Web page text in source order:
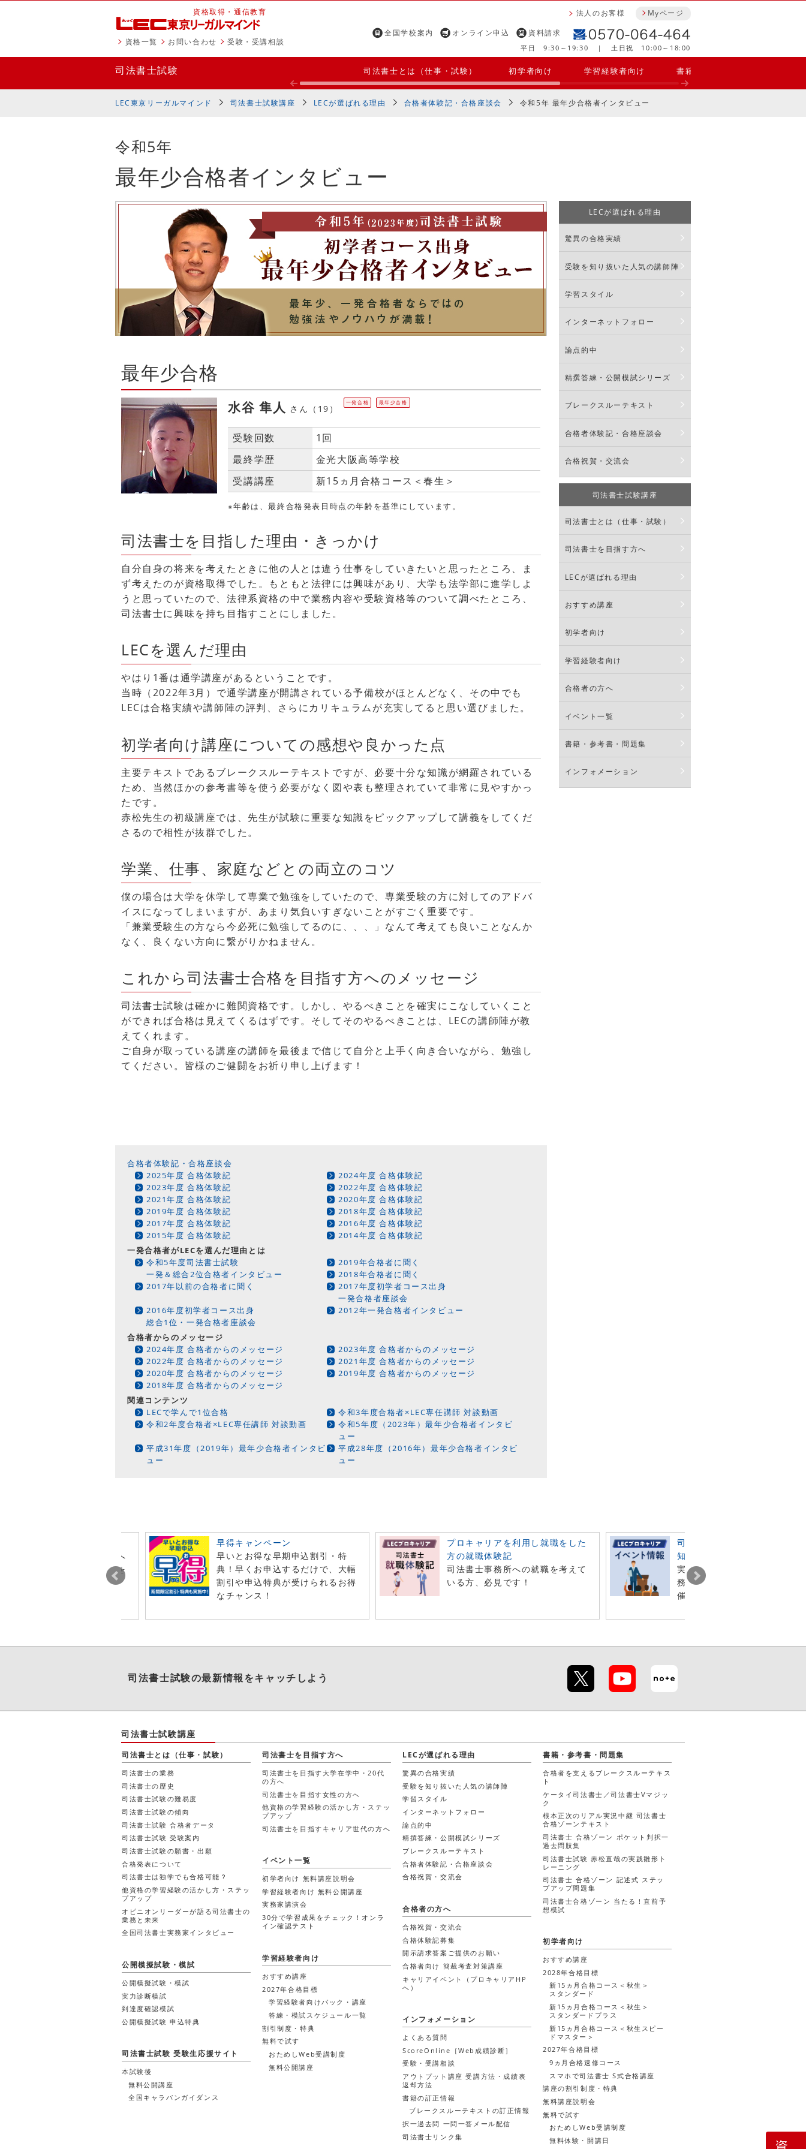
資格取得・通信教育
資格一覧 お問い合わせ 受験・受講相談
全国学校案内 オンライン申込 資料請求
Myページ
法人のお客様
平日 9:30～19:30 ｜ 土日祝 10:00～18:00
司法書士試験 司法書士とは（仕事・試験） 初学者向け 学習経験者向け 書籍・参考書・問題集
LEC東京リーガルマインド 司法書士試験講座 LECが選ばれる理由 合格者体験記・合格座談会 令和5年 最年少合格者インタビュー
令和5年
最年少合格者インタビュー
最年少合格
水谷 隼人 さん（19）
一発合格 最年少合格
受験回数
1回
最終学歴
金光大阪高等学校
受講講座
新15ヵ月合格コース＜春生＞
※年齢は、最終合格発表日時点の年齢を基準にしています。
司法書士を目指した理由・きっかけ
自分自身の将来を考えたときに他の人とは違う仕事をしていきたいと思ったところ、ま
ず考えたのが資格取得でした。もともと法律には興味があり、大学も法学部に進学しよ
うと思っていたので、法律系資格の中で業務内容や受験資格等のついて調べたところ、
司法書士に興味を持ち目指すことにしました。
LECを選んだ理由
やはり1番は通学講座があるということです。
当時（2022年3月）で通学講座が開講されている予備校がほとんどなく、その中でも
LECは合格実績や講師陣の評判、さらにカリキュラムが充実してると思い選びました。
初学者向け講座についての感想や良かった点
主要テキストであるブレークスルーテキストですが、必要十分な知識が網羅されている
ため、当然ほかの参考書等を使う必要がなく図や表も整理されていて非常に見やすかっ
たです。
赤松先生の初級講座では、先生が試験に重要な知識をピックアップして講義をしてくだ
さるので相性が抜群でした。
学業、仕事、家庭などとの両立のコツ
僕の場合は大学を休学して専業で勉強をしていたので、専業受験の方に対してのアドバ
イスになってしまいますが、あまり気負いすぎないことがすごく重要です。
「兼業受験生の方なら今必死に勉強してるのに、、、」なんて考えても良いことなんか
なく、良くない方向に繋がりかねません。
これから司法書士合格を目指す方へのメッセージ
司法書士試験は確かに難関資格です。しかし、やるべきことを確実にこなしていくこと
ができれば合格は見えてくるはずです。そしてそのやるべきことは、LECの講師陣が教
えてくれます。
ご自身が取っている講座の講師を最後まで信じて自分と上手く向き合いながら、勉強し
てください。皆様のご健闘をお祈り申し上げます！
合格者体験記・合格座談会
2025年度 合格体験記
2024年度 合格体験記
2023年度 合格体験記
2022年度 合格体験記
2021年度 合格体験記
2020年度 合格体験記
2019年度 合格体験記
2018年度 合格体験記
2017年度 合格体験記
2016年度 合格体験記
2015年度 合格体験記
2014年度 合格体験記
一発合格者がLECを選んだ理由とは
令和5年度司法書士試験
一発＆総合2位合格者インタビュー
2019年合格者に聞く
2018年合格者に聞く
2017年以前の合格者に聞く
2017年度初学者コース出身
一発合格者座談会
2016年度初学者コース出身
総合1位・一発合格者座談会
2012年一発合格者インタビュー
合格者からのメッセージ
2024年度 合格者からのメッセージ
2023年度 合格者からのメッセージ
2022年度 合格者からのメッセージ
2021年度 合格者からのメッセージ
2020年度 合格者からのメッセージ
2019年度 合格者からのメッセージ
2018年度 合格者からのメッセージ
関連コンテンツ
LECで学んで1位合格
令和3年度合格者×LEC専任講師 対談動画
令和2年度合格者×LEC専任講師 対談動画
令和5年度（2023年）最年少合格者インタビ
ュー
平成31年度（2019年）最年少合格者インタビ
ュー
平成28年度（2016年）最年少合格者インタビ
ュー
LECが選ばれる理由
驚異の合格実績
受験を知り抜いた人気の講師陣
学習スタイル
インターネットフォロー
論点的中
精撰答練・公開模試シリーズ
ブレークスルーテキスト
合格者体験記・合格座談会
合格祝賀・交流会
司法書士試験講座
司法書士とは（仕事・試験）
司法書士を目指す方へ
LECが選ばれる理由
おすすめ講座
初学者向け
学習経験者向け
合格者の方へ
イベント一覧
書籍・参考書・問題集
インフォメーション
オンライン注文した商品へ
ビュー投稿で特典ポイントを
早得キャンペーン
早いとお得な早期申込割引・特
典！早くお申込するだけで、大幅
割引や申込特典が受けられるお得
なチャンス！
プロキャリアを利用し就職をした
方の就職体験記
司法書士事務所への就職を考えて
いる方、必見です！
司法書士のお仕事や業界のこ
知りたい方へ！
実務家講演会、お仕事相談会
務所説明会など各種イベント
催しています
司法書士試験の最新情報をキャッチしよう
司法書士試験講座
司法書士とは（仕事・試験）
司法書士の業務
司法書士の歴史
司法書士試験の難易度
司法書士試験の傾向
司法書士試験 合格者データ
司法書士試験 受験案内
司法書士試験の願書・出願
合格発表について
司法書士は独学でも合格可能？
他資格の学習経験の活かし方・ステッ
プアップ
オピニオンリーダーが語る司法書士の
業務と未来
全国司法書士実務家インタビュー
司法書士を目指す方へ
司法書士を目指す大学在学中・20代
の方へ
司法書士を目指す女性の方へ
他資格の学習経験の活かし方・ステッ
プアップ
司法書士を目指すキャリア世代の方へ
LECが選ばれる理由
驚異の合格実績
受験を知り抜いた人気の講師陣
学習スタイル
インターネットフォロー
論点的中
精撰答練・公開模試シリーズ
ブレークスルーテキスト
合格者体験記・合格座談会
合格祝賀・交流会
書籍・参考書・問題集
合格者を支えるブレークスルーテキス
ト
ケータイ司法書士／司法書士Vマジッ
ク
根本正次のリアル実況中継 司法書士
合格ゾーンテキスト
司法書士 合格ゾーン ポケット判択一
過去問肢集
司法書士試験 赤松直哉の実践雛形ト
レーニング
司法書士 合格ゾーン 記述式 ステッ
プアップ問題集
司法書士合格ゾーン 当たる！直前予
想模試
イベント一覧
初学者向け 無料講座説明会
学習経験者向け 無料公開講座
実務家講演会
30分で学習成果をチェック！オンラ
イン確認テスト
合格者の方へ
合格祝賀・交流会
合格体験記募集
開示請求答案ご提供のお願い
合格者向け 簡裁考査対策講座
キャリアイベント（プロキャリアHP
へ）
初学者向け
おすすめ講座
2028年合格目標
新15ヵ月合格コース＜秋生＞
スタンダード
新15ヵ月合格コース＜秋生＞
スタンダードプラス
新15ヵ月合格コース＜秋生スピー
ドマスター＞
2027年合格目標
9ヵ月合格速修コース
スマホで司法書士 S式合格講座
講座の割引制度・特典
無料講座説明会
無料で試す
おためしWeb受講制度
無料体験・開講日
学習経験者向け
おすすめ講座
2027年合格目標
学習経験者向けパック・講座
答練・模試スケジュール一覧
割引制度・特典
無料で試す
おためしWeb受講制度
無料公開講座
公開模擬試験・模試
公開模擬試験・模試
実力診断模試
到達度確認模試
公開模擬試験 申込特典
インフォメーション
よくある質問
ScoreOnline［Web成績診断］
受験・受講相談
アウトプット講座 受講方法・成績表
返却方法
書籍の訂正情報
ブレークスルーテキストの訂正情報
択一過去問 一問一答メール配信
司法書士リンク集
司法書士試験 受験生応援サイト
本試験後
無料公開講座
全国キャラバンガイダンス